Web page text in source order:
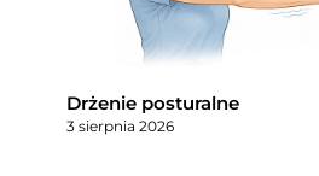
Drżenie posturalne
3 sierpnia 2026